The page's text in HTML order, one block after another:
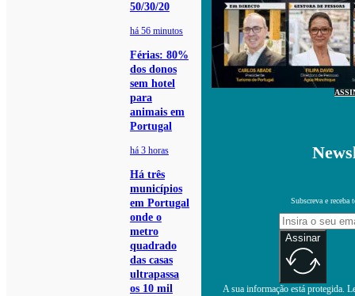
50/30/20
há 56 minutos
Férias: 80%
dos donos
sem hotel
para
animais em
Portugal
há 3 horas
Há três
municípios
em Portugal
onde o
metro
quadrado
das casas
ultrapassa
os 10 mil
Subscreva e receba
Assinar
A sua informação está protegida.